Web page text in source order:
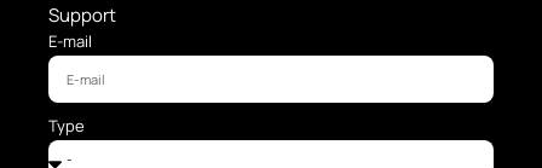
Support
E-mail
Type